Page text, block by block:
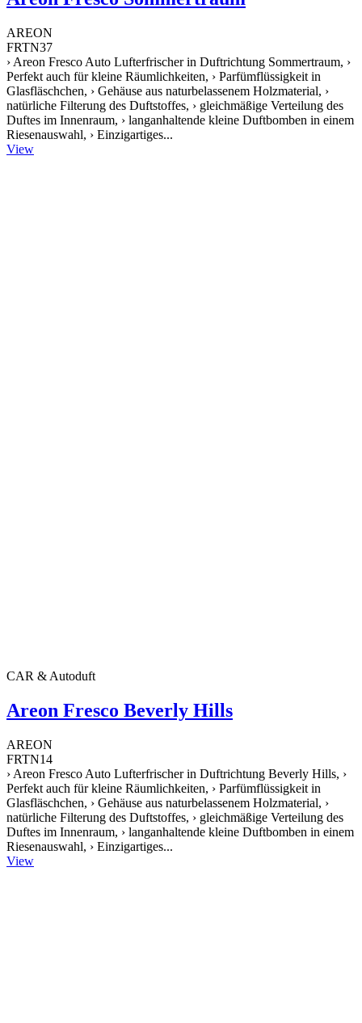
AREON
FRTN37
› Areon Fresco Auto Lufterfrischer in Duftrichtung Sommertraum, ›
Perfekt auch für kleine Räumlichkeiten, › Parfümflüssigkeit in
Glasfläschchen, › Gehäuse aus naturbelassenem Holzmaterial, ›
natürliche Filterung des Duftstoffes, › gleichmäßige Verteilung des
Duftes im Innenraum, › langanhaltende kleine Duftbomben in einem
Riesenauswahl, › Einzigartiges...
View
CAR & Autoduft
Areon Fresco Beverly Hills
AREON
FRTN14
› Areon Fresco Auto Lufterfrischer in Duftrichtung Beverly Hills, ›
Perfekt auch für kleine Räumlichkeiten, › Parfümflüssigkeit in
Glasfläschchen, › Gehäuse aus naturbelassenem Holzmaterial, ›
natürliche Filterung des Duftstoffes, › gleichmäßige Verteilung des
Duftes im Innenraum, › langanhaltende kleine Duftbomben in einem
Riesenauswahl, › Einzigartiges...
View